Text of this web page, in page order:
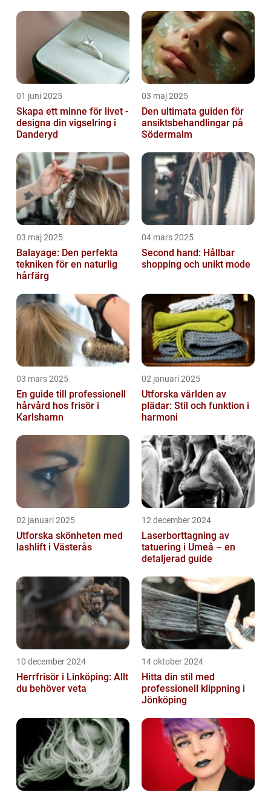
01 juni 2025
Skapa ett minne för livet -
designa din vigselring i
Danderyd
03 maj 2025
Den ultimata guiden för
ansiktsbehandlingar på
Södermalm
03 maj 2025
Balayage: Den perfekta
tekniken för en naturlig
hårfärg
04 mars 2025
Second hand: Hållbar
shopping och unikt mode
03 mars 2025
En guide till professionell
hårvård hos frisör i
Karlshamn
02 januari 2025
Utforska världen av
plädar: Stil och funktion i
harmoni
02 januari 2025
Utforska skönheten med
lashlift i Västerås
12 december 2024
Laserborttagning av
tatuering i Umeå – en
detaljerad guide
10 december 2024
Herrfrisör i Linköping: Allt
du behöver veta
14 oktober 2024
Hitta din stil med
professionell klippning i
Jönköping